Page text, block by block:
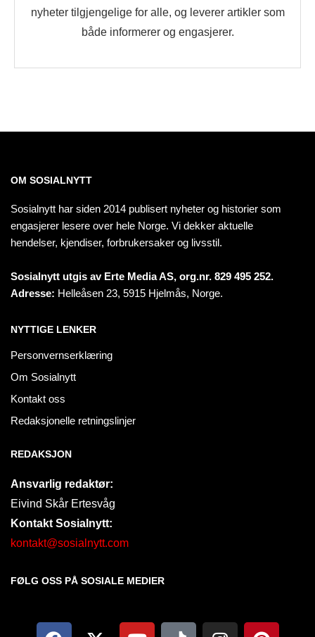
nyheter tilgjengelige for alle, og leverer artikler som
både informerer og engasjerer.
OM SOSIALNYTT
Sosialnytt har siden 2014 publisert nyheter og historier som
engasjerer lesere over hele Norge. Vi dekker aktuelle
hendelser, kjendiser, forbrukersaker og livsstil.
Sosialnytt utgis av Erte Media AS, org.nr. 829 495 252.
Adresse: Helleåsen 23, 5915 Hjelmås, Norge.
NYTTIGE LENKER
Personvernserklæring
Om Sosialnytt
Kontakt oss
Redaksjonelle retningslinjer
REDAKSJON
Ansvarlig redaktør:
Eivind Skår Ertesvåg
Kontakt Sosialnytt:
kontakt@sosialnytt.com
FØLG OSS PÅ SOSIALE MEDIER​